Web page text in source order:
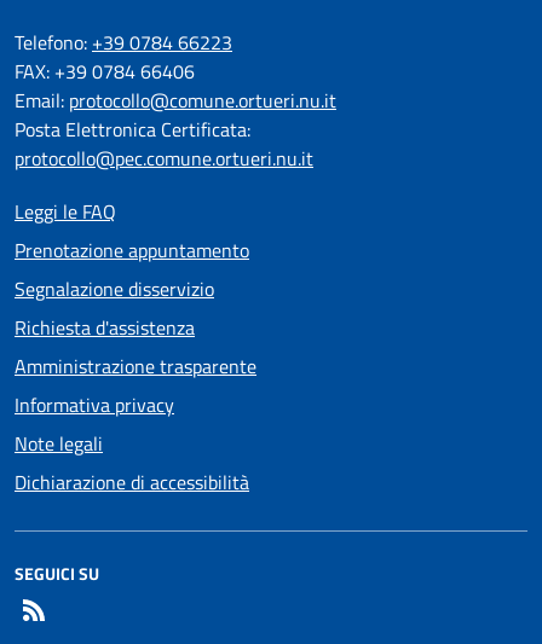
Telefono: +39 0784 66223
FAX: +39 0784 66406
Email: protocollo@comune.ortueri.nu.it
Posta Elettronica Certificata:
protocollo@pec.comune.ortueri.nu.it
Leggi le FAQ
Prenotazione appuntamento
Segnalazione disservizio
Richiesta d'assistenza
Amministrazione trasparente
Informativa privacy
Note legali
Dichiarazione di accessibilità
SEGUICI SU